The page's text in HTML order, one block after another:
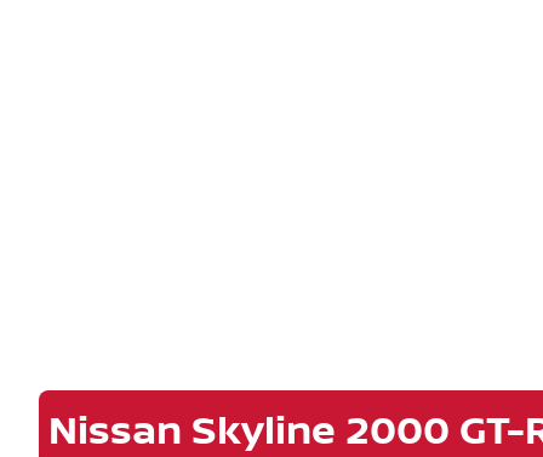
Nissan Skyline 2000 GT-